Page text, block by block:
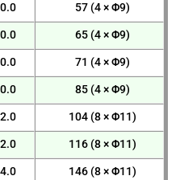
57 (4 × Φ9)
65 (4 × Φ9)
71 (4 × Φ9)
85 (4 × Φ9)
104 (8 × Φ11)
116 (8 × Φ11)
146 (8 × Φ11)